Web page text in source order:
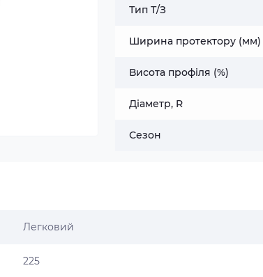
Тип Т/З
Ширина протектору (мм)
Висота профіля (%)
Діаметр, R
Сезон
Легковий
225